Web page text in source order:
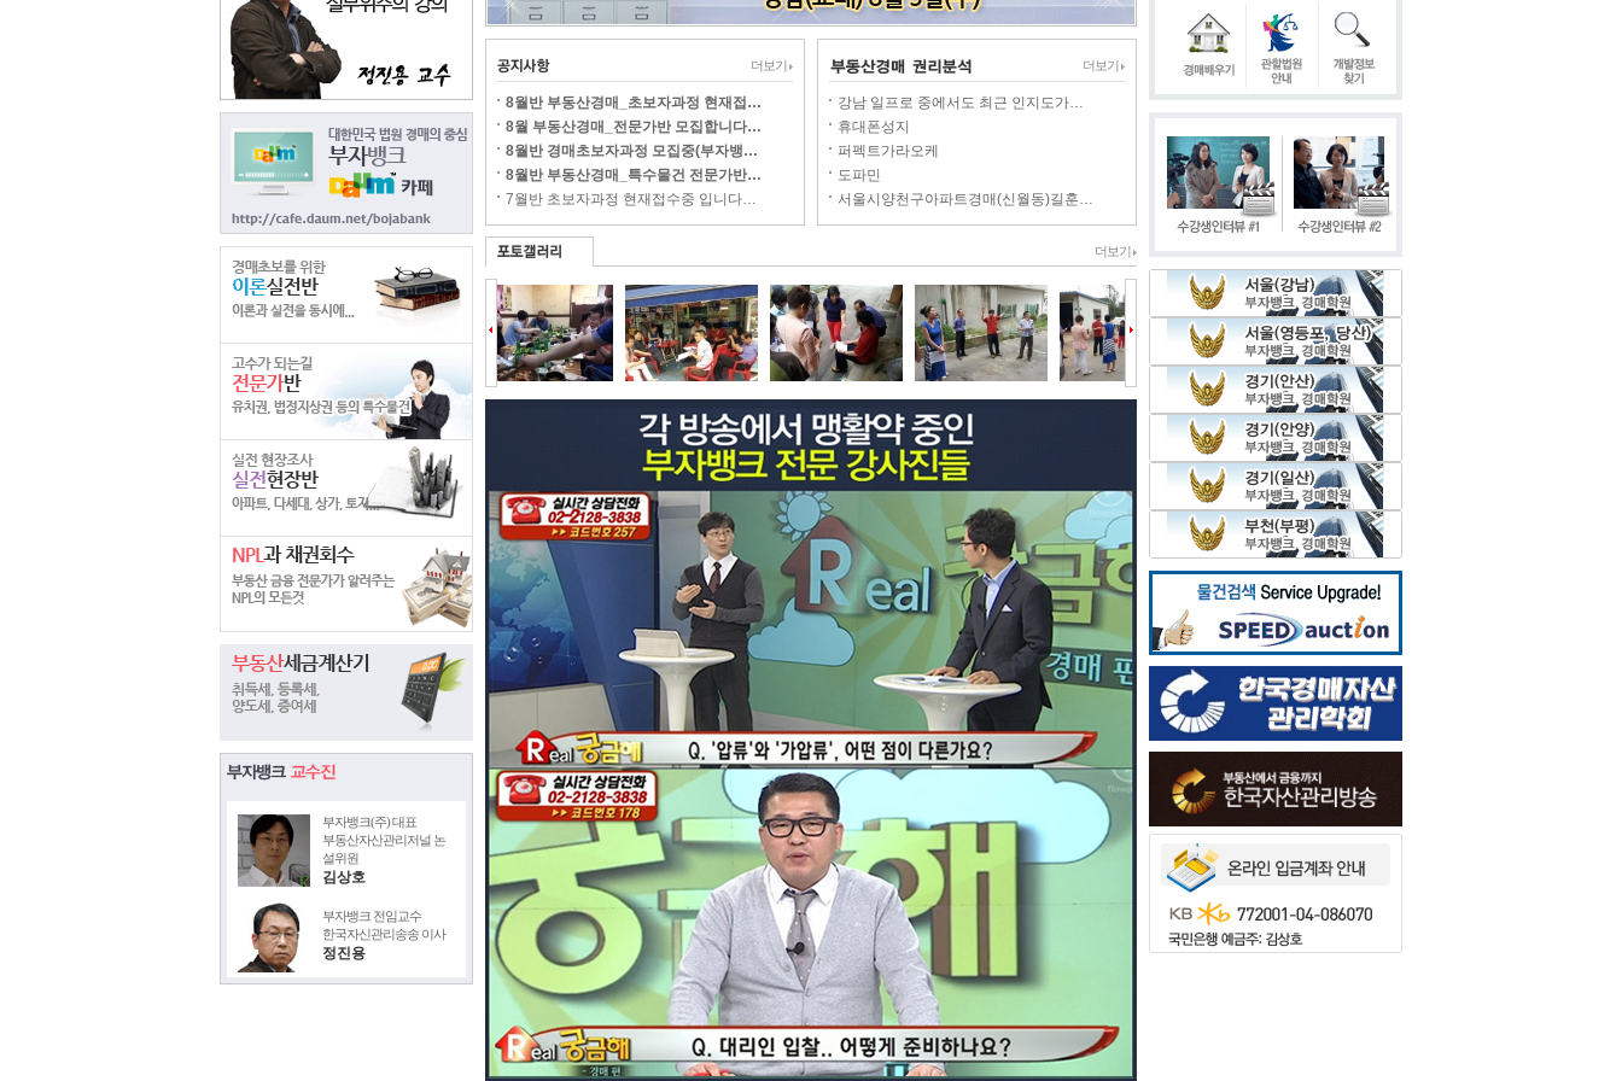
부자뱅크(주) 대표
부동산자산관리저널 논
설위원
김상호
부자뱅크 전임교수
한국자신관리송송 이사
정진용
더보기
8월반 부동산경매_초보자과정 현재접…
8월 부동산경매_전문가반 모집합니다…
8월반 경매초보자과정 모집중(부자뱅…
8월반 부동산경매_특수물건 전문가반…
7월반 초보자과정 현재접수중 입니다…
더보기
강남 일프로 중에서도 최근 인지도가…
휴대폰성지
퍼펙트가라오케
도파민
서울시양천구아파트경매(신월동)길훈…
더보기